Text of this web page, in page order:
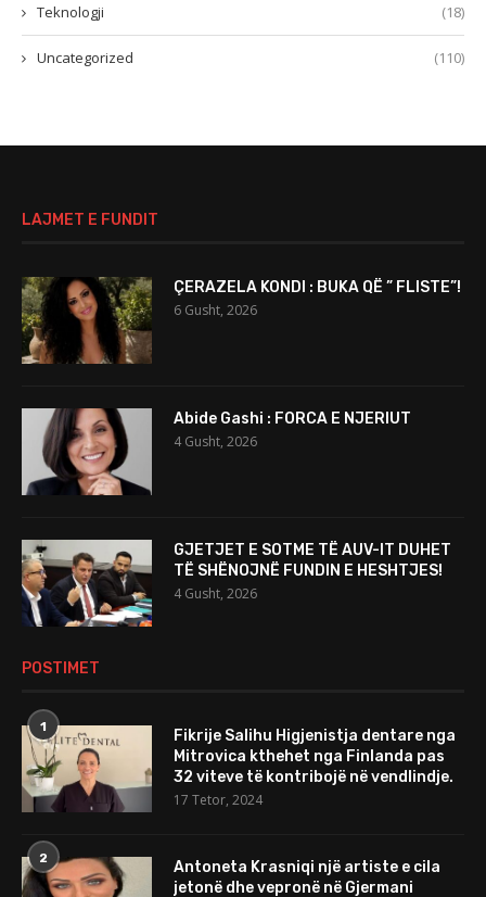
Teknologji (18)
Uncategorized (110)
LAJMET E FUNDIT
ÇERAZELA KONDI : BUKA QË ” FLISTE”!
6 Gusht, 2026
Abide Gashi : FORCA E NJERIUT
4 Gusht, 2026
GJETJET E SOTME TË AUV-IT DUHET
TË SHËNOJNË FUNDIN E HESHTJES!
4 Gusht, 2026
POSTIMET
1
Fikrije Salihu Higjenistja dentare nga
Mitrovica kthehet nga Finlanda pas
32 viteve të kontribojë në vendlindje.
17 Tetor, 2024
2
Antoneta Krasniqi një artiste e cila
jetonë dhe vepronë në Gjermani